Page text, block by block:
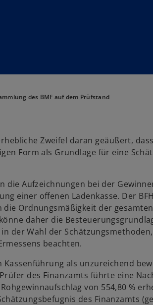
des BMF auf dem Prüfstand
Zweifel daran geäußert,
Form als Grundlage für eine
die Aufzeichnungen bei der
einer offenen Ladenkasse. Der
die Ordnungsmäßigkeit der gesamten
daher die
der Wahl der
beachten.
als unzureichend
des Finanzamts führte eine
von 554,80 %
des Finanzamts